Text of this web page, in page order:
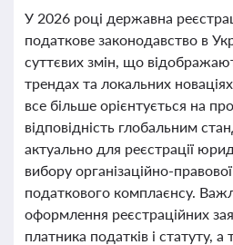
У 2026 році державна
податкове законодавство в
суттєвих змін, що
трендах та локальних
все більше орієнтується на
відповідність глобальним
актуально для реєстрації
вибору організаційно-
податкового комплаєнсу.
оформлення реєстраційних
платника податків і статуту,